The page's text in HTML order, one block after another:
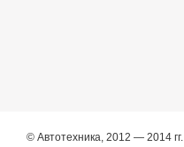
© Автотехника, 2012 — 2014 гг.